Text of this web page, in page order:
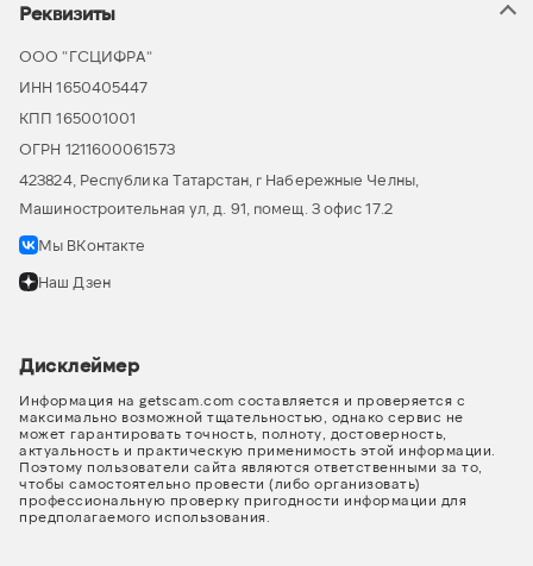
Реквизиты
ООО “ГСЦИФРА”
ИНН 1650405447
КПП 165001001
ОГРН 1211600061573
423824, Республика Татарстан, г Набережные Челны,
Машиностроительная ул, д. 91, помещ. 3 офис 17.2
Мы ВКонтакте
Наш Дзен
Дисклеймер
Информация на getscam.com составляется и проверяется с
максимально возможной тщательностью, однако сервис не
может гарантировать точность, полноту, достоверность,
актуальность и практическую применимость этой информации.
Поэтому пользователи сайта являются ответственными за то,
чтобы самостоятельно провести (либо организовать)
профессиональную проверку пригодности информации для
предполагаемого использования.